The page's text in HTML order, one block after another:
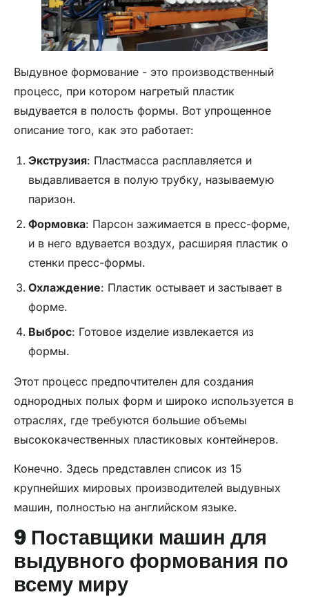
Выдувное формование - это производственный
процесс, при котором нагретый пластик
выдувается в полость формы. Вот упрощенное
описание того, как это работает:
Экструзия: Пластмасса расплавляется и
выдавливается в полую трубку, называемую
паризон.
Формовка: Парсон зажимается в пресс-форме,
и в него вдувается воздух, расширяя пластик о
стенки пресс-формы.
Охлаждение: Пластик остывает и застывает в
форме.
Выброс: Готовое изделие извлекается из
формы.
Этот процесс предпочтителен для создания
однородных полых форм и широко используется в
отраслях, где требуются большие объемы
высококачественных пластиковых контейнеров.
Конечно. Здесь представлен список из 15
крупнейших мировых производителей выдувных
машин, полностью на английском языке.
9 Поставщики машин для
выдувного формования по
всему миру